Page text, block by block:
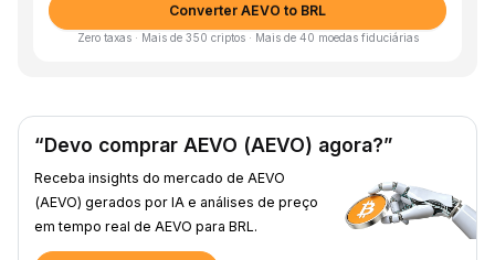
Converter AEVO to BRL
Zero taxas · Mais de 350 criptos · Mais de 40 moedas fiduciárias
“Devo comprar AEVO (AEVO) agora?”
Receba insights do mercado de AEVO
(AEVO) gerados por IA e análises de preço
em tempo real de AEVO para BRL.